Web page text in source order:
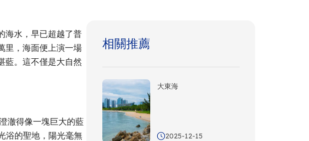
海水，早已超越了普
里，海面便上演一場
藍。這不僅是大自然
澈得像一塊巨大的藍
浴的聖地，陽光毫無
相關推薦
大東海
2025-12-15